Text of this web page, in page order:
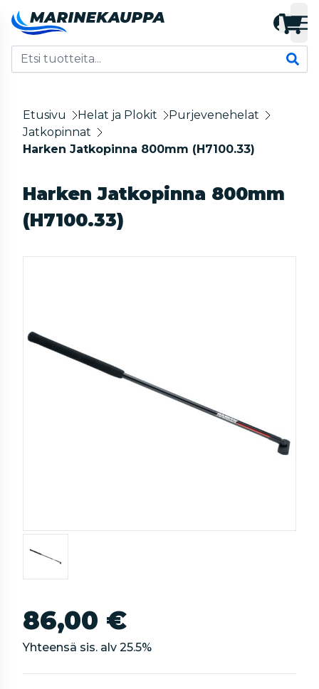
Etusivu Helat ja Plokit
Purjevenehelat
Jatkopinnat
Harken Jatkopinna 800mm (H7100.33)
Harken Jatkopinna 800mm
(H7100.33)
86,00 €
Yhteensä sis. alv 25.5%